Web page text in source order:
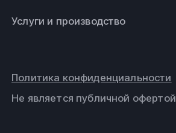
Услуги и производство
Не является публичной офертой
Политика конфиденциальности